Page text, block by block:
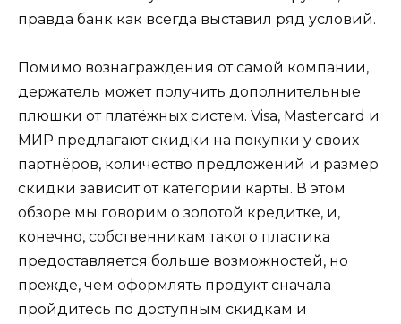
правда банк как всегда выставил ряд условий.
Помимо вознаграждения от самой компании,
держатель может получить дополнительные
плюшки от платёжных систем. Visa, Mastercard и
МИР предлагают скидки на покупки у своих
партнёров, количество предложений и размер
скидки зависит от категории карты. В этом
обзоре мы говорим о золотой кредитке, и,
конечно, собственникам такого пластика
предоставляется больше возможностей, но
прежде, чем оформлять продукт сначала
пройдитесь по доступным скидкам и